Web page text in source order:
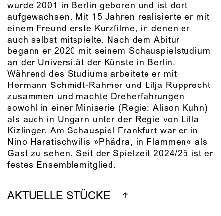
wurde 2001 in Berlin geboren und ist dort
aufgewachsen. Mit 15 Jahren realisierte er mit
einem Freund erste Kurzfilme, in denen er
auch selbst mitspielte. Nach dem Abitur
begann er 2020 mit seinem Schauspielstudium
an der Universität der Künste in Berlin.
Während des Studiums arbeitete er mit
Hermann Schmidt-Rahmer und Lilja Rupprecht
zusammen und machte Dreherfahrungen
sowohl in einer Miniserie (Regie: Alison Kuhn)
als auch in Ungarn unter der Regie von Lilla
Kizlinger. Am Schauspiel Frankfurt war er in
Nino Haratischwilis »Phädra, in Flammen« als
Gast zu sehen. Seit der Spielzeit 2024/25 ist er
festes Ensemblemitglied.
AKTUELLE STÜCKE